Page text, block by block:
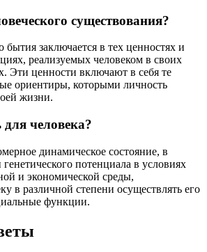
существования?
бытия заключается в тех ценностях и
реализуемых человеком в своих
Эти ценности включают в себя те
ориентиры, которыми личность
жизни.
человека?
динамическое состояние, в
потенциала в условиях
и экономической среды,
в различной степени осуществлять его
функции.